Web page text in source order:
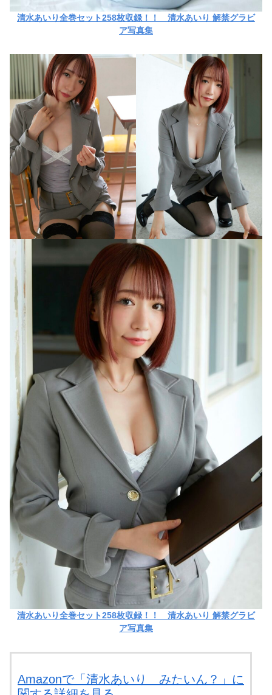
清水あいり全巻セット258枚収録！！ 清水あいり 解禁グラビ
ア写真集
清水あいり全巻セット258枚収録！！ 清水あいり 解禁グラビ
ア写真集
Amazonで「清水あいり みたいん？」に